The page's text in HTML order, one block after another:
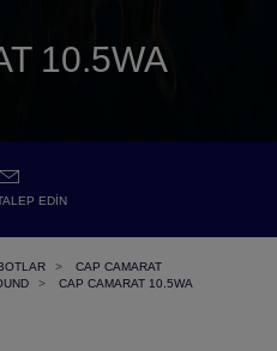
10.5WA
EDIN
CAP CAMARAT
CAP CAMARAT 10.5WA